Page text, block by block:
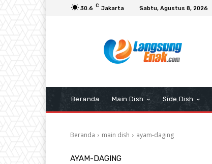
30.6 C Jakarta Sabtu, Agustus 8, 2026
Beranda Main Dish Side Dish
Beranda main dish ayam-daging
AYAM-DAGING